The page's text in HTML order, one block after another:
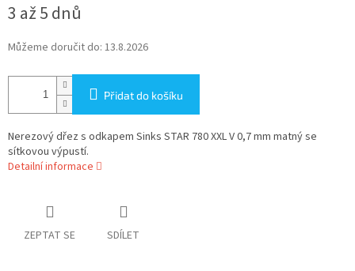
cena:
3 až 5 dnů
Můžeme doručit do: 13.8.2026
Přidat do košíku
Nerezový dřez s odkapem Sinks STAR 780 XXL V 0,7 mm matný se
sítkovou výpustí.
Detailní informace
ZEPTAT SE SDÍLET